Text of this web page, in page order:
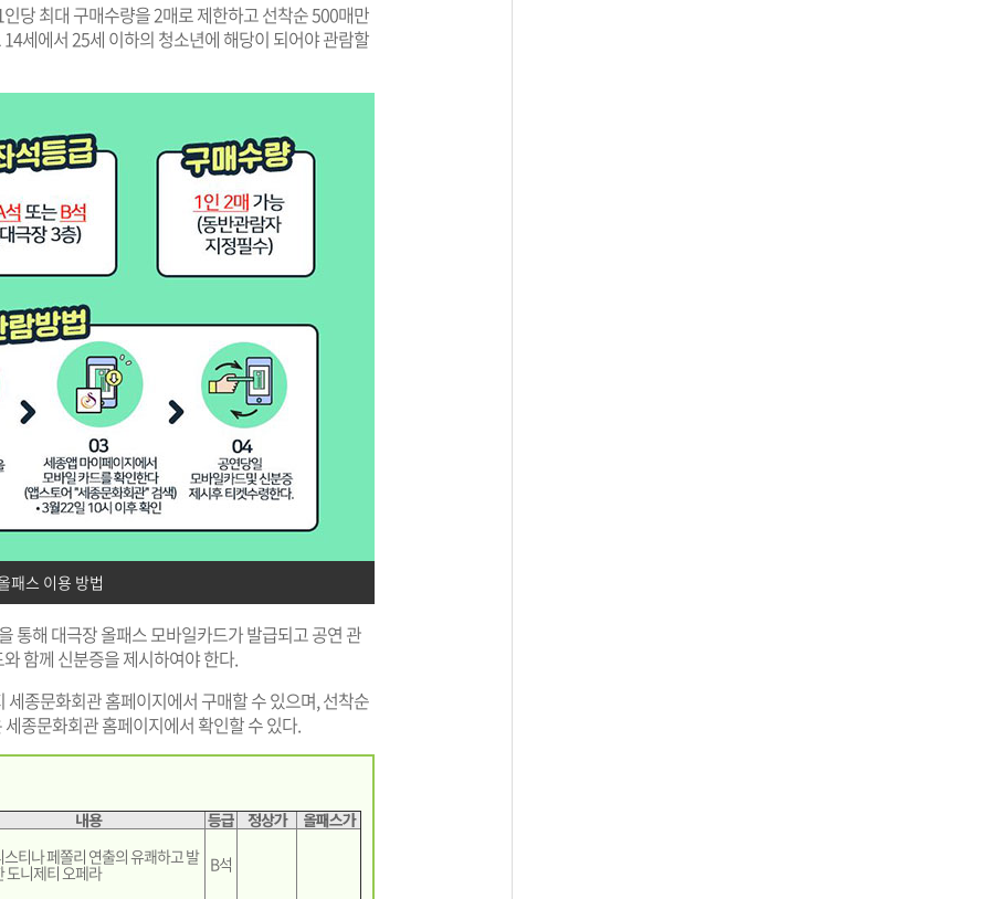
당 최대 구매수량을 2매로 제한하고 선착순 500매만
세에서 25세 이하의 청소년에 해당이 되어야 관람할
패스 이용 방법
통해 대극장 올패스 모바일카드가 발급되고 공연 관
함께 신분증을 제시하여야 한다.
종문화회관 홈페이지에서 구매할 수 있으며, 선착순
종문화회관 홈페이지에서 확인할 수 있다.
내용 등급 정상가
올패스가
티나 페쫄리 연출의 유쾌하고 발
도니제티 오페라 B석